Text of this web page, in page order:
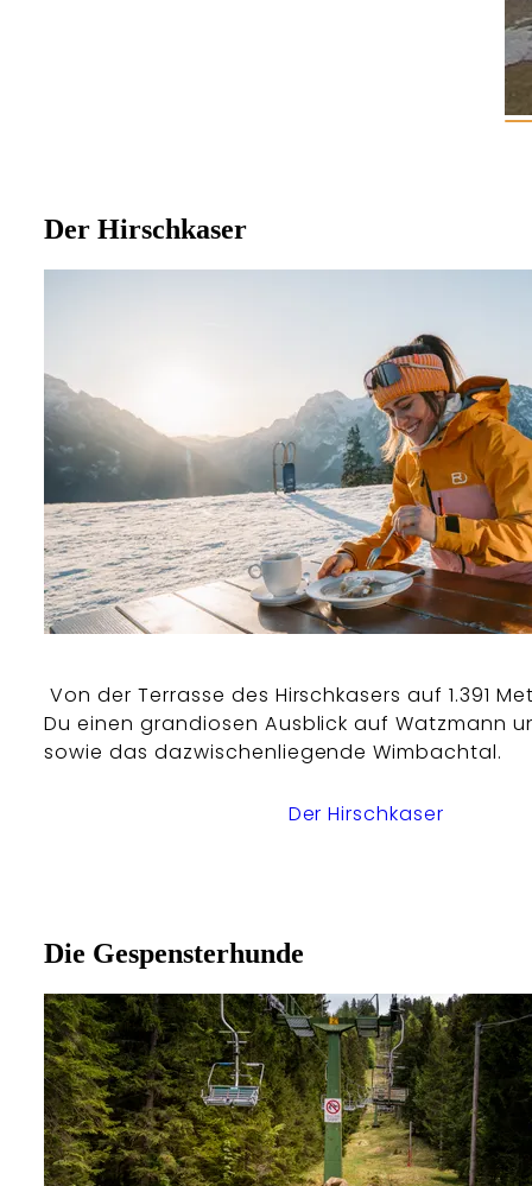
Der Hirschkaser
Von der Terrasse des Hirschkasers auf 1.391
Du einen grandiosen Ausblick auf Watzmann
sowie das dazwischenliegende Wimbachtal.
Der Hirschkaser
Die Gespensterhunde